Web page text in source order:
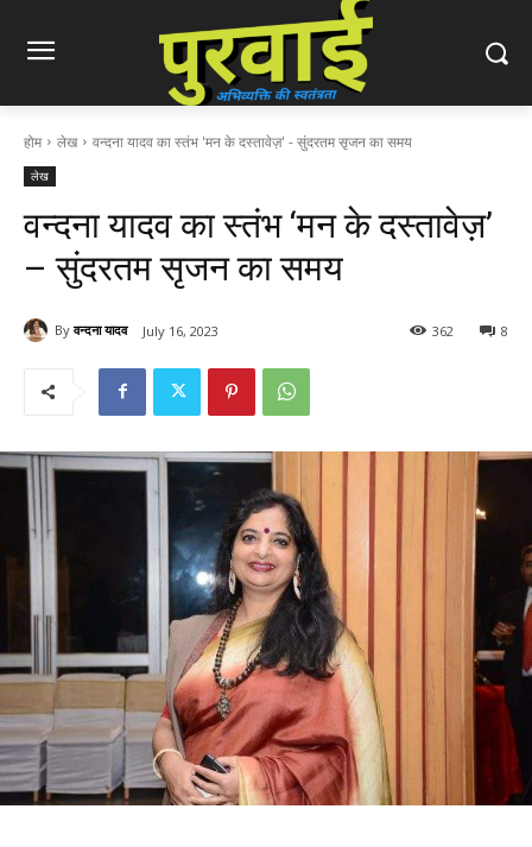
होम लेख वन्दना यादव का स्तंभ 'मन के दस्तावेज़' - सुंदरतम सृजन का समय
लेख
वन्दना यादव का स्तंभ ‘मन के दस्तावेज़’
– सुंदरतम सृजन का समय
By वन्दना यादव July 16, 2023 8
362